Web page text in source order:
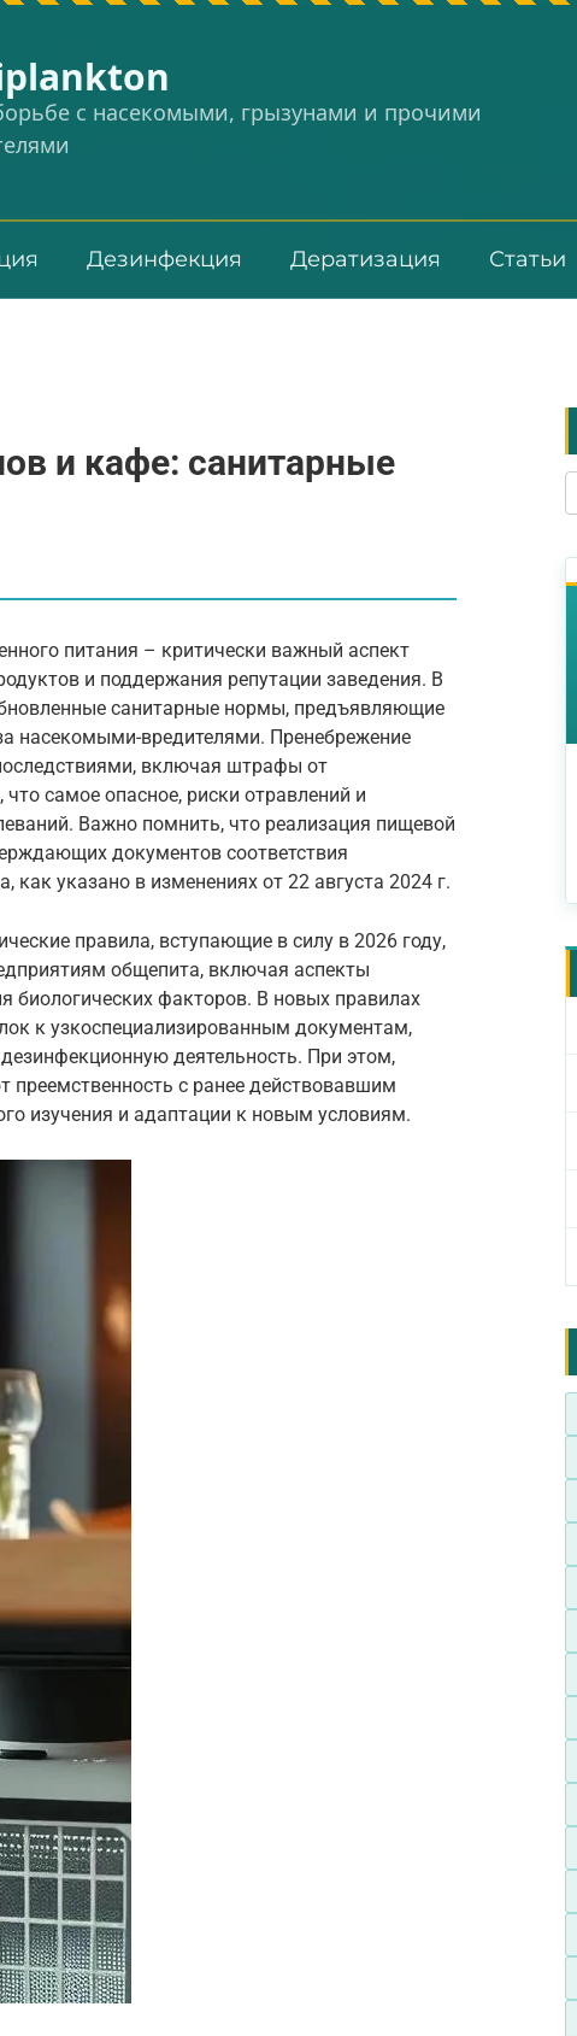
с насекомыми, грызунами и прочими
Дезинфекция Дератизация Статьи
и кафе: санитарные
питания – критически важный аспект
и поддержания репутации заведения. В
санитарные нормы, предъявляющие
насекомыми-вредителями. Пренебрежение
включая штрафы от
самое опасное, риски отравлений и
Важно помнить, что реализация пищевой
документов соответствия
указано в изменениях от 22 августа 2024 г.
правила, вступающие в силу в 2026 году,
общепита, включая аспекты
биологических факторов. В новых правилах
к узкоспециализированным документам,
деятельность. При этом,
с ранее действовавшим
изучения и адаптации к новым условиям.